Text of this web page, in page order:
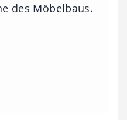
des Möbelbaus.